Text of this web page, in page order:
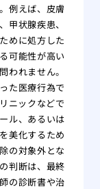
例えば、皮膚
甲状腺疾患、
めに処方した
可能性が高い
われません。
た医療行為で
ニックなどで
ル、あるいは
美化するため
の対象外とな
判断は、最終
の診断書や治